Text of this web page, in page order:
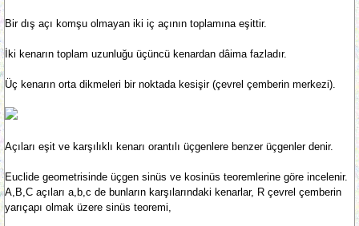
Bir dış açı komşu olmayan iki iç açının toplamına eşittir.
İki kenarın toplam uzunluğu üçüncü kenardan dâima fazladır.
Üç kenarın orta dikmeleri bir noktada kesişir (çevrel çemberin merkezi).
Açıları eşit ve karşılıklı kenarı orantılı üçgenlere benzer üçgenler denir.
Euclide geometrisinde üçgen sinüs ve kosinüs teoremlerine göre incelenir.
A,B,C açıları a,b,c de bunların karşılarındaki kenarlar, R çevrel çemberin
yarıçapı olmak üzere sinüs teoremi,